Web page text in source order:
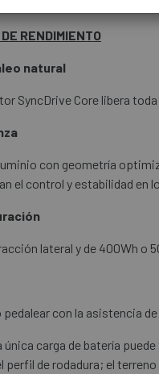
RENDIMIENTO
natural
SyncDrive Core libera
con geometría
el control y estabilidad en
lateral y de 400Wh o
con la asistencia
única carga de batería
perfil de rodadura; el